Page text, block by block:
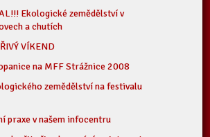
Ekologické zemědělství v
a chutích
VÍKEND
na MFF Strážnice 2008
zemědělství na festivalu
praxe v našem infocentru